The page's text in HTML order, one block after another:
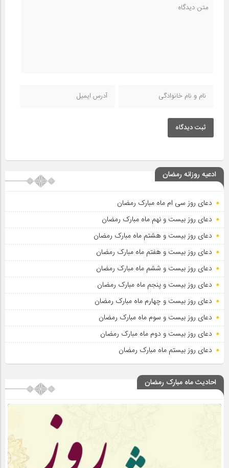
ثبت دیدگاه
ادعیه روزانه رمضان
دعای روز سی ام ماه مبارک رمضان
دعای روز بیست و نهم ماه مبارک رمضان
دعای روز بیست و هشتم ماه مبارک رمضان
دعای روز بیست و هفتم ماه مبارک رمضان
دعای روز بیست و ششم ماه مبارک رمضان
دعای روز بیست و پنجم ماه مبارک رمضان
دعای روز بیست و چهارم ماه مبارک رمضان
دعای روز بیست و سوم ماه مبارک رمضان
دعای روز بیست و دوم ماه مبارک رمضان
دعای روز بیستم ماه مبارک رمضان
احادیث ماه مبارک رمضان